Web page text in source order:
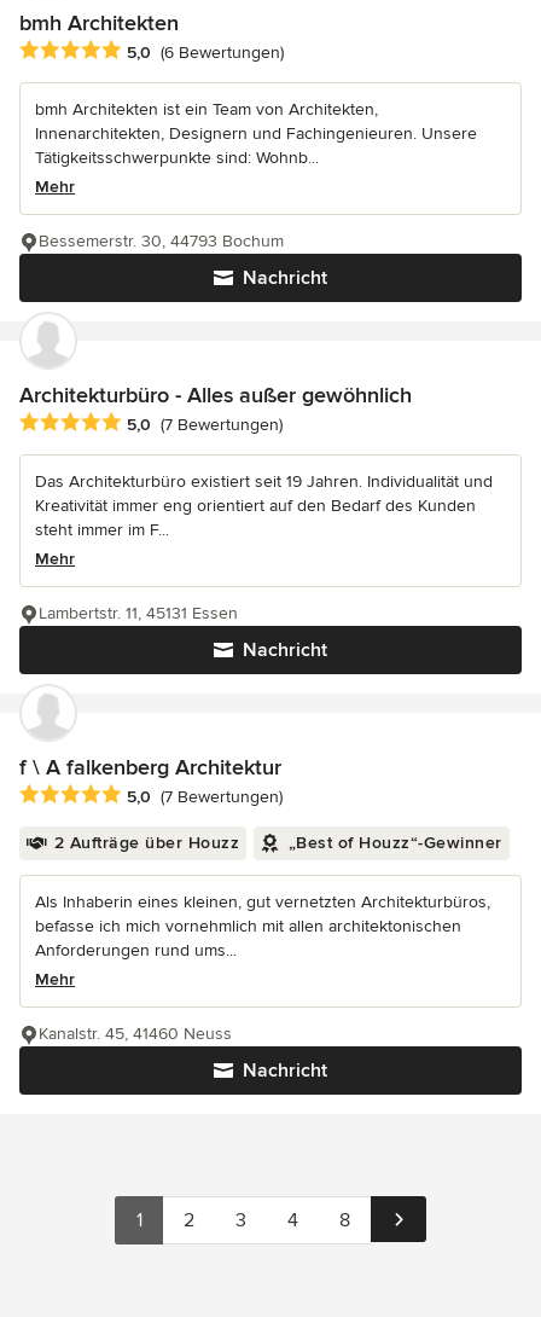
bmh Architekten
Durchschnittliche Bewertung: 5 von 5 Sternen
5,0 (6 Bewertungen)
bmh Architekten ist ein Team von Architekten,
Innenarchitekten, Designern und Fachingenieuren. Unsere
Tätigkeitsschwerpunkte sind: Wohnb...
Mehr
Nachricht
Bessemerstr. 30, 44793 Bochum
Architekturbüro - Alles außer gewöhnlich
Durchschnittliche Bewertung: 5 von 5 Sternen
5,0 (7 Bewertungen)
Das Architekturbüro existiert seit 19 Jahren. Individualität und
Kreativität immer eng orientiert auf den Bedarf des Kunden
steht immer im F...
Mehr
Nachricht
Lambertstr. 11, 45131 Essen
f \ A falkenberg Architektur
Durchschnittliche Bewertung: 5 von 5 Sternen
5,0 (7 Bewertungen)
2 Aufträge über Houzz „Best of Houzz“-Gewinner
Als Inhaberin eines kleinen, gut vernetzten Architekturbüros,
befasse ich mich vornehmlich mit allen architektonischen
Anforderungen rund ums...
Mehr
Nachricht
Kanalstr. 45, 41460 Neuss
1 2 3 4 8